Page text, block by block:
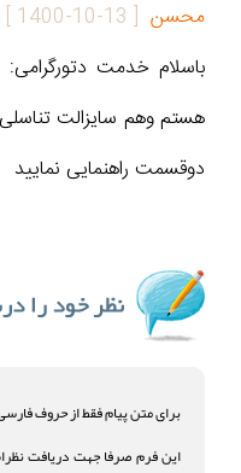
محسن [
1400-10-13
]
باسلام خدمت
هستم وهم سایزالت
دوقسمت راهنمایی نمایید
برای متن پیام فقط از حروف
این فرم صرفا جهت دریافت